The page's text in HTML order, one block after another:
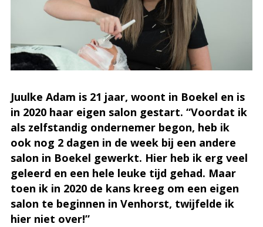
Juulke Adam is 21 jaar, woont in Boekel en is
in 2020 haar eigen salon gestart. “Voordat ik
als zelfstandig ondernemer begon, heb ik
ook nog 2 dagen in de week bij een andere
salon in Boekel gewerkt. Hier heb ik erg veel
geleerd en een hele leuke tijd gehad. Maar
toen ik in 2020 de kans kreeg om een eigen
salon te beginnen in Venhorst, twijfelde ik
hier niet over!”